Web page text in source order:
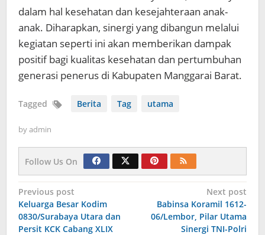
dalam hal kesehatan dan kesejahteraan anak-
anak. Diharapkan, sinergi yang dibangun melalui
kegiatan seperti ini akan memberikan dampak
positif bagi kualitas kesehatan dan pertumbuhan
generasi penerus di Kabupaten Manggarai Barat.
Tagged Berita Tag utama
byadmin
Follow Us On
Navigasi
pos
Previous post
Keluarga Besar Kodim
0830/Surabaya Utara dan
Persit KCK Cabang XLIX
Next post
Babinsa Koramil 1612-
06/Lembor, Pilar Utama
Sinergi TNI-Polri